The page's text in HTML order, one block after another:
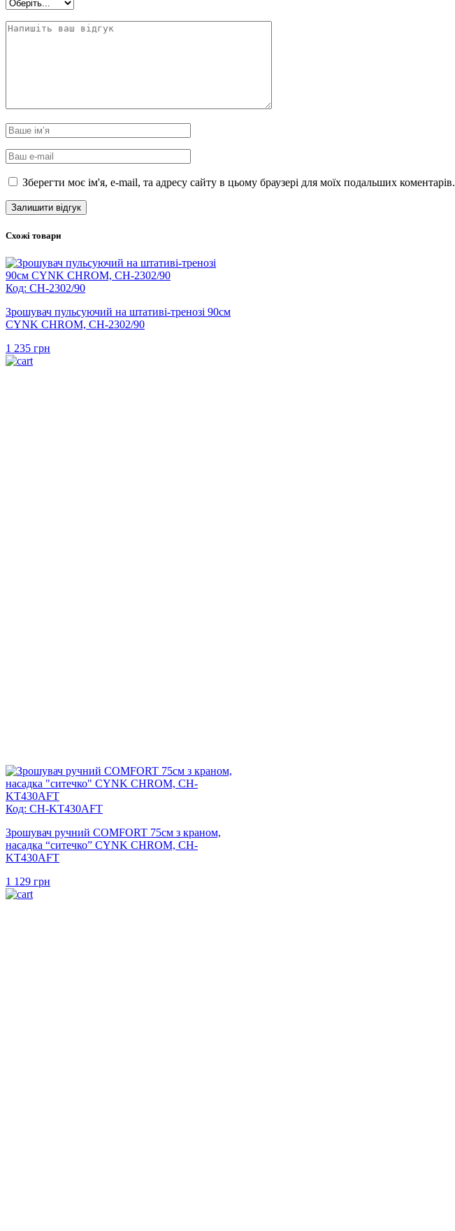
Зберегти моє ім'я, e-mail, та адресу сайту в цьому браузері для моїх подальших коментарів.
Схожі товари
Код: CH-2302/90
Зрошувач пульсуючий на штативі-тренозі 90см
CYNK CHROM, CH-2302/90
1 235 грн
Код: CH-KT430AFT
Зрошувач ручний COMFORT 75см з краном,
насадка “ситечко” CYNK CHROM, CH-
KT430AFT
1 129 грн